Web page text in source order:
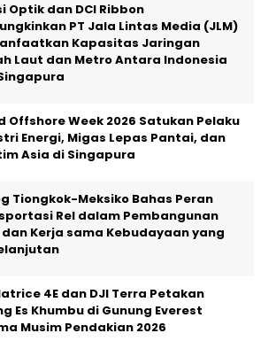
Optik dan DCI Ribbon
PT Jala Lintas Media (JLM)
Kapasitas Jaringan
Laut dan Metro Antara Indonesia
Offshore Week 2026 Satukan Pelaku
Energi, Migas Lepas Pantai, dan
Asia di Singapura
Tiongkok-Meksiko Bahas Peran
Rel dalam Pembangunan
Kerja sama Kebudayaan yang
4E dan DJI Terra Petakan
Es Khumbu di Gunung Everest
Musim Pendakian 2026